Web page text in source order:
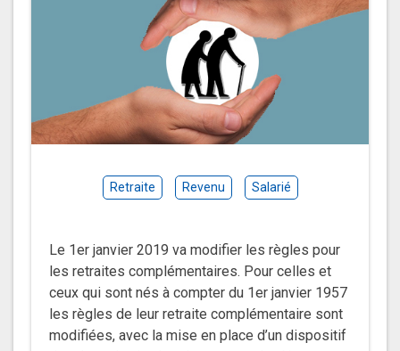
Retraite Revenu Salarié
Le 1er janvier 2019 va modifier les règles pour
les retraites complémentaires. Pour celles et
ceux qui sont nés à compter du 1er janvier 1957
les règles de leur retraite complémentaire sont
modifiées, avec la mise en place d’un dispositif